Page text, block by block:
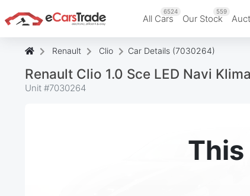
All Cars
6524
Our Stock
559
Renault Clio Car Details (7030264)
Renault Clio 1.0 Sce LED Navi
Unit #7030264
This